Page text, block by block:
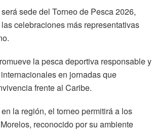
sede del Torneo de Pesca 2026,
celebraciones más representativas
la pesca deportiva responsable y
en jornadas que
frente al Caribe.
la región, el torneo permitirá a los
reconocido por su ambiente